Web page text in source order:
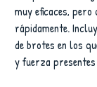
muy eficaces, pero
rápidamente.
de brotes en los
y fuerza presentes